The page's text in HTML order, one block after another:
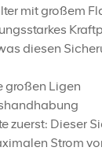
mit großem
diesen
großen Ligen
zuerst: Dieser
Strom